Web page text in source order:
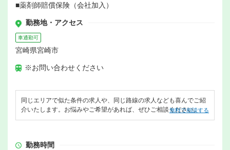
■薬剤師賠償保険（会社加入）
勤務地・アクセス
車通勤可
宮崎県宮崎市
※お問い合わせください
同じエリアで似た条件の求人や、同じ路線の求人なども喜んでご紹
介いたします。お悩みやご希望があれば、ぜひご相談ください。
無料で相談する
勤務時間